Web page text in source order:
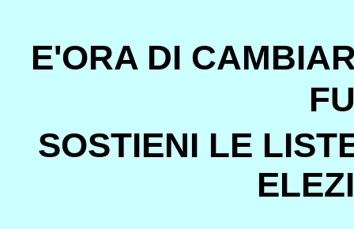
E'ORA DI
SOSTIENI LE